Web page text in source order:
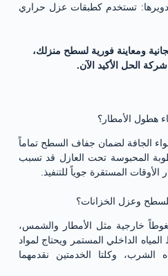
تدويرها: تستخدم كطبقات عزل حراري
ومعاينة فورية لسطح منزلك،
الحل الأكيد الآن.
هطول الأمطار؟
الجافة لضمان جفاف السطح تماماً
المحبوسة تحت العازل قد تسبب
الأوقات المستقرة جوياً للتنفيذ.
وعزل الخزانات؟
خارجية مثل الأمطار والشمس،
الداخلي المستمر ويحتاج لمواد
وكلتا الخدمتين نقدمهما